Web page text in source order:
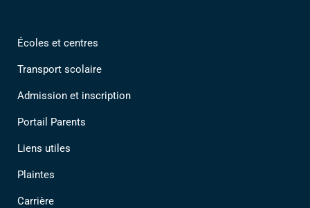
Écoles et centres
Transport scolaire
Admission et inscription
Portail Parents
Liens utiles
Plaintes
Carrière